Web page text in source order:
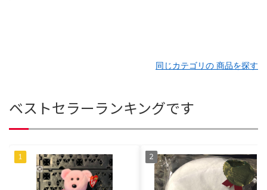
同じカテゴリの 商品を探す
ベストセラーランキングです